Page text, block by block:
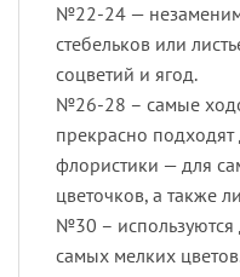
№22-24 —
стебельков или
соцветий и ягод.
№26-28 – самые
прекрасно
флористики — для
цветочков, а также
№30 – используются
самых мелких